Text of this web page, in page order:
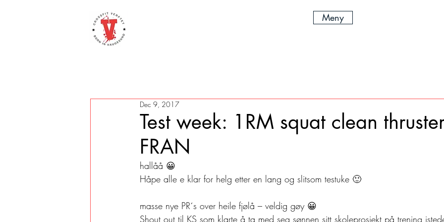
Meny
Test week: 1RM squat clean
FRAN
Dec 9, 2017
hallåå 😀
Håpe alle e klar for helg etter en lang og slitsom testuke 🙂
masse nye PR´s over heile fjølå – veldig gøy 😀
Shout out til KS som klarte å ta med seg sønnen sitt skoleprosjekt på trening